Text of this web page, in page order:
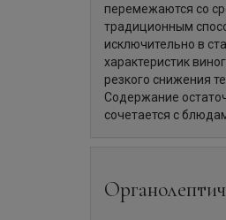
перемежаются со
традиционным
исключительно в
характеристик
резкого снижения
Содержание
сочетается с